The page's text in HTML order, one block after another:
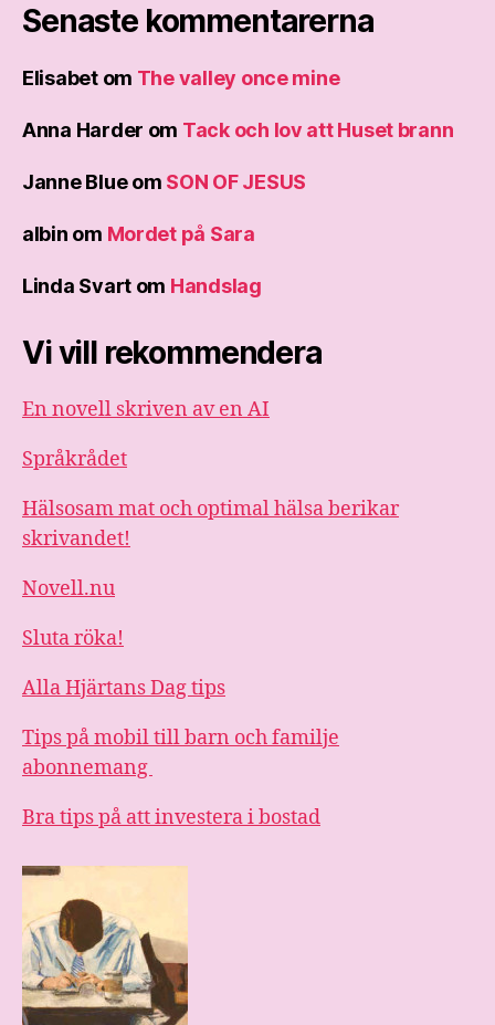
Senaste kommentarerna
Elisabetom The valley once mine
Anna Harder om Tack och lov att Huset brann
Janne Blueom SON OF JESUS
albin om Mordet på Sara
Linda Svart om Handslag
Vi vill rekommendera
En novell skriven av en AI
Språkrådet
Hälsosam mat och optimal hälsa berikar
skrivandet!
Novell.nu
Sluta röka!
Alla Hjärtans Dag tips
Tips på mobil till barn och familje
abonnemang
Bra tips på att investera i bostad